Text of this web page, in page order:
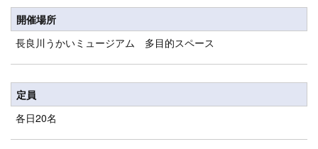
開催場所
長良川うかいミュージアム 多目的スペース
定員
各日20名